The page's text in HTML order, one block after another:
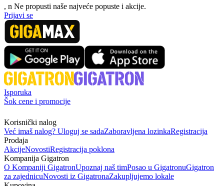
, n Ne propusti naše najveće popuste i akcije.
Prijavi se
Isporuka
Šok cene i promocije
Korisnički nalog
Već imaš nalog? Uloguj se sadaZaboravljena lozinkaRegistracija
Prodaja
AkcijeNovostiRegistracija poklona
Kompanija Gigatron
O Kompaniji GigatronUpoznaj naš timPosao u GigatronuGigatron
za zajednicuNovosti iz GigatronaZakupljujemo lokale